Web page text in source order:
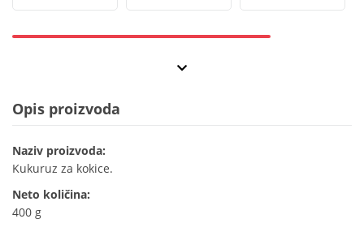
Opis proizvoda
Naziv proizvoda:
Kukuruz za kokice.
Neto količina:
400 g